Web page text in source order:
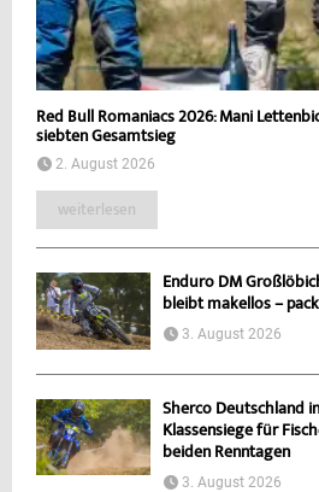
Red Bull Romaniacs 2026: Mani
siebten Gesamtsieg
2. August 2026
weiterlesen
Enduro DM
bleibt makellos –
3. August 2026
Sherco Deutschland
Klassensiege für
beiden Renntagen
3. August 2026